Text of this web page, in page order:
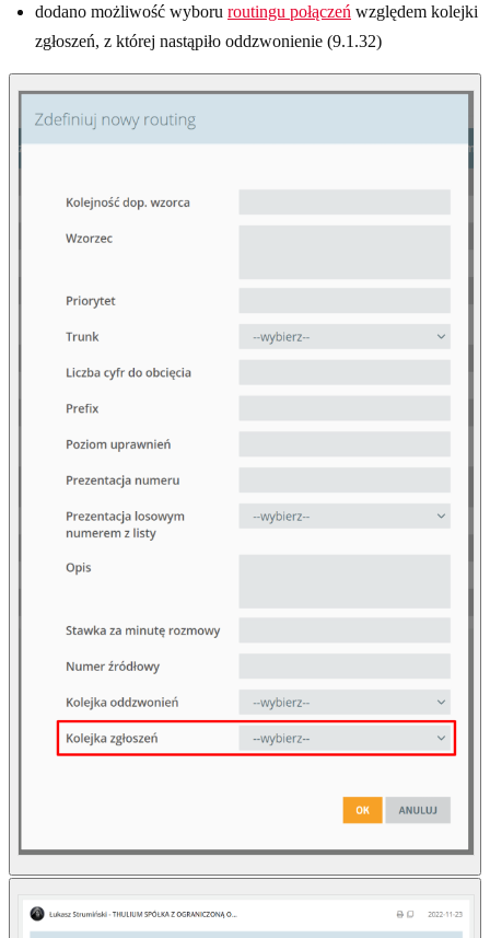
dodano możliwość wyboru routingu połączeń względem kolejki
zgłoszeń, z której nastąpiło oddzwonienie (9.1.32)